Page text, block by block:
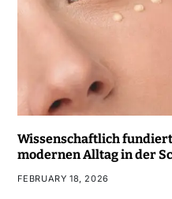
Wissenschaftlich
modernen Alltag in der
FEBRUARY 18, 2026